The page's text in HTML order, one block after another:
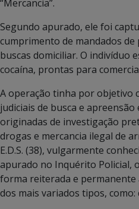
“Mercancia”.
Segundo apurado, ele foi
cumprimento de mandados
buscas domiciliar. O indivíduo
cocaína, prontas para
A operação tinha por objetivo
judiciais de busca e
originadas de investigação
drogas e mercancia ilegal de
E.D.S. (38), vulgarmente
apurado no Inquérito Policial,
forma reiterada e permanente
dos mais variados tipos, como: